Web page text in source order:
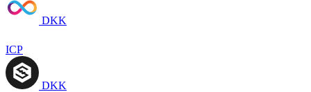
DKK
ICP
DKK